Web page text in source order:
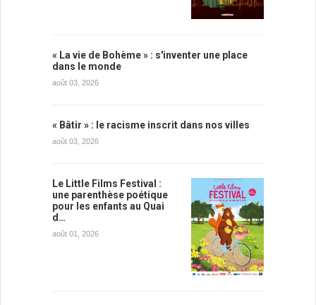
« La vie de Bohème » : s'inventer une place
dans le monde
août 03, 2026
« Bâtir » : le racisme inscrit dans nos villes
août 03, 2026
Le Little Films Festival :
une parenthèse poétique
pour les enfants au Quai
d…
août 01, 2026